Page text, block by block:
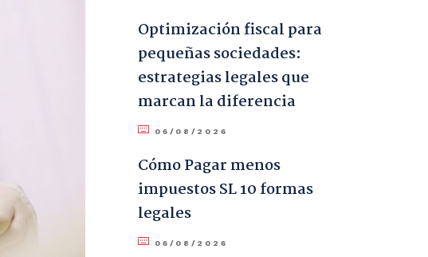
Optimización fiscal para
pequeñas sociedades:
estrategias legales que
marcan la diferencia
06/08/2026
Cómo Pagar menos
impuestos SL 10 formas
legales
06/08/2026